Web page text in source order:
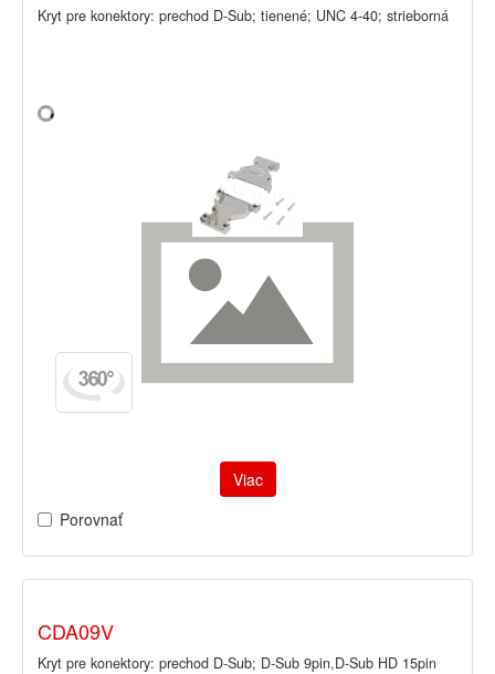
Kryt pre konektory: prechod D-Sub; tienené; UNC 4-40; strieborná
Viac
Porovnať
CDA09V
Kryt pre konektory: prechod D-Sub; D-Sub 9pin,D-Sub HD 15pin